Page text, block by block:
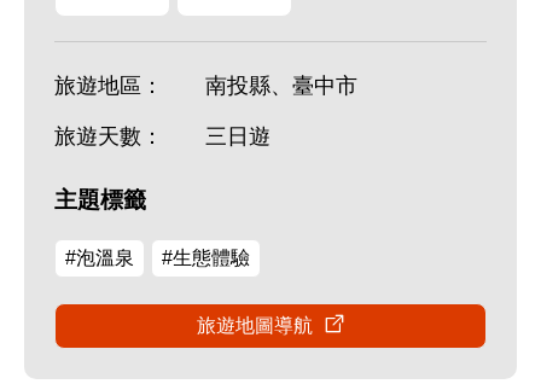
旅遊地區： 南投縣、臺中市
旅遊天數： 三日遊
主題標籤
#泡溫泉 #生態體驗
旅遊地圖導航